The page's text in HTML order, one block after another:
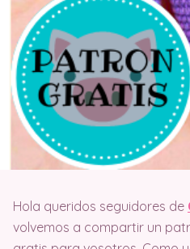
Hola queridos seguidores de
volvemos a compartir un